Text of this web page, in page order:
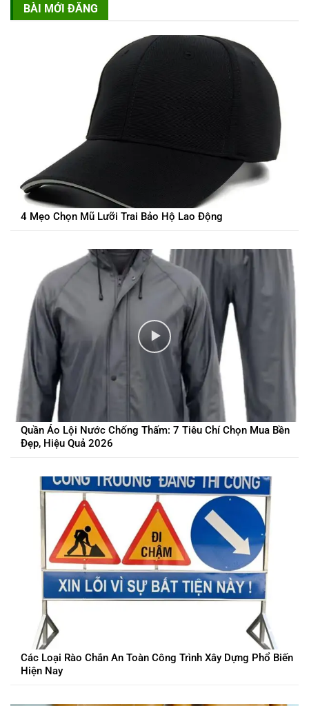
BÀI MỚI ĐĂNG
4 Mẹo Chọn Mũ Lưỡi Trai Bảo Hộ Lao Động
Quần Áo Lội Nước Chống Thấm: 7 Tiêu Chí Chọn Mua Bền
Đẹp, Hiệu Quả 2026
Các Loại Rào Chắn An Toàn Công Trình Xây Dựng Phổ Biến
Hiện Nay